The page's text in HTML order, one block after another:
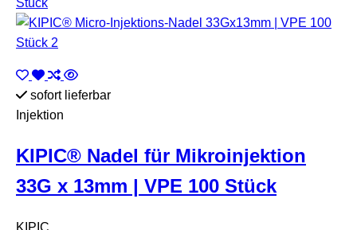
sofort lieferbar
Injektion
KIPIC® Nadel für Mikroinjektion
33G x 13mm | VPE 100 Stück
KIPIC